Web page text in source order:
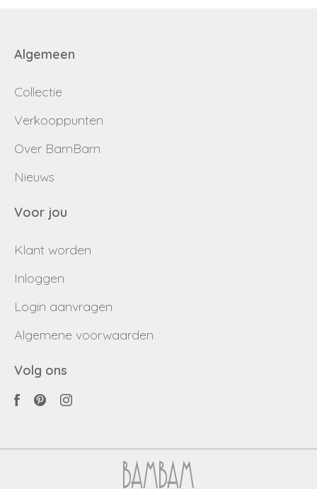
Algemeen
Collectie
Verkooppunten
Over BamBam
Nieuws
Voor jou
Klant worden
Inloggen
Login aanvragen
Algemene voorwaarden
Volg ons